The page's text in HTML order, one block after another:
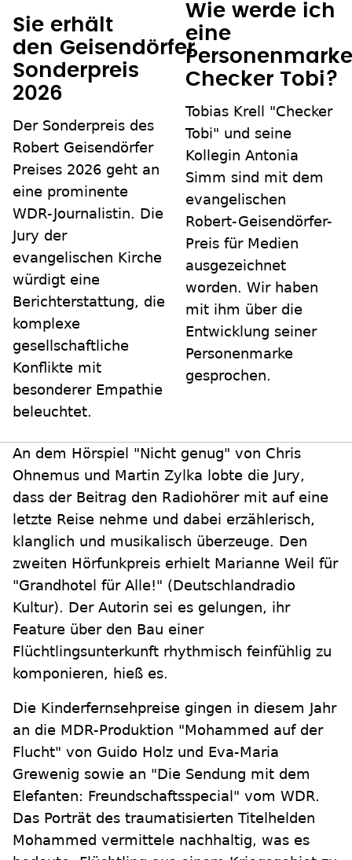
Sie erhält
den Geisendörfer
Sonderpreis
2026
Der Sonderpreis des
Robert Geisendörfer
Preises 2026 geht an
eine prominente
WDR-Journalistin. Die
Jury der
evangelischen Kirche
würdigt eine
Berichterstattung, die
komplexe
gesellschaftliche
Konflikte mit
besonderer Empathie
beleuchtet.
Wie werde ich
eine
Checker Tobi?
Tobias Krell "Checker
Tobi" und seine
Kollegin Antonia
Simm sind mit dem
evangelischen
Robert-Geisendörfer-
Preis für Medien
ausgezeichnet
worden. Wir haben
mit ihm über die
Entwicklung seiner
Personenmarke
gesprochen.
An dem Hörspiel "Nicht genug" von Chris
Ohnemus und Martin Zylka lobte die Jury,
dass der Beitrag den Radiohörer mit auf eine
letzte Reise nehme und dabei erzählerisch,
klanglich und musikalisch überzeuge. Den
zweiten Hörfunkpreis erhielt Marianne Weil für
"Grandhotel für Alle!" (Deutschlandradio
Kultur). Der Autorin sei es gelungen, ihr
Feature über den Bau einer
Flüchtlingsunterkunft rhythmisch feinfühlig zu
komponieren, hieß es.
Die Kinderfernsehpreise gingen in diesem Jahr
an die MDR-Produktion "Mohammed auf der
Flucht" von Guido Holz und Eva-Maria
Grewenig sowie an "Die Sendung mit dem
Elefanten: Freundschaftsspecial" vom WDR.
Das Porträt des traumatisierten Titelhelden
Mohammed vermittele nachhaltig, was es